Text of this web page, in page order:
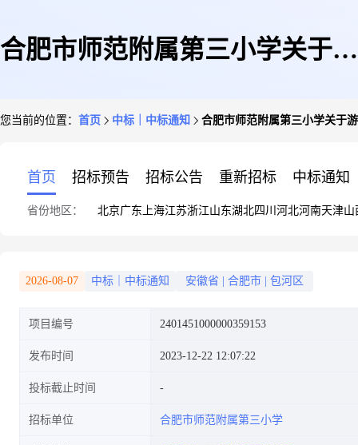
合肥市师范附属第三小学关于游
您当前的位置： 首页 中标｜中标通知 合肥市师范附属第三小学关于
首页 招标预告 招标公告 重新招标 中标通知
省份地区： 北京广东 上海江苏浙江山东湖北四川 河北河南天津山
2026-08-07 中标｜中标通知 安徽省 合肥市 包河区
项目编号 2401451000000359153
发布时间 2023-12-22 12:07:22
投标截止时间
招标单位 合肥市师范附属第三小学